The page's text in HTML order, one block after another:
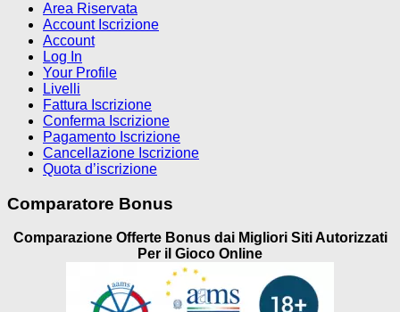
Area Riservata
Account Iscrizione
Account
Log In
Your Profile
Livelli
Fattura Iscrizione
Conferma Iscrizione
Pagamento Iscrizione
Cancellazione Iscrizione
Quota d’iscrizione
Comparatore Bonus
Comparazione Offerte Bonus dai Migliori Siti Autorizzati
Per il Gioco Online